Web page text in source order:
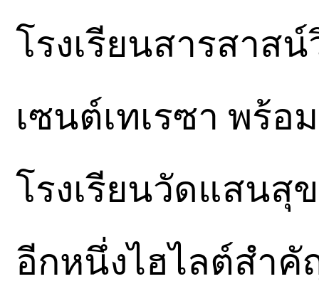
โรงเรียนสารสาส
เซนต์เทเรซา พร้อ
โรงเรียนวัดแสนสุข
อีกหนึ่งไฮไลต์สำ